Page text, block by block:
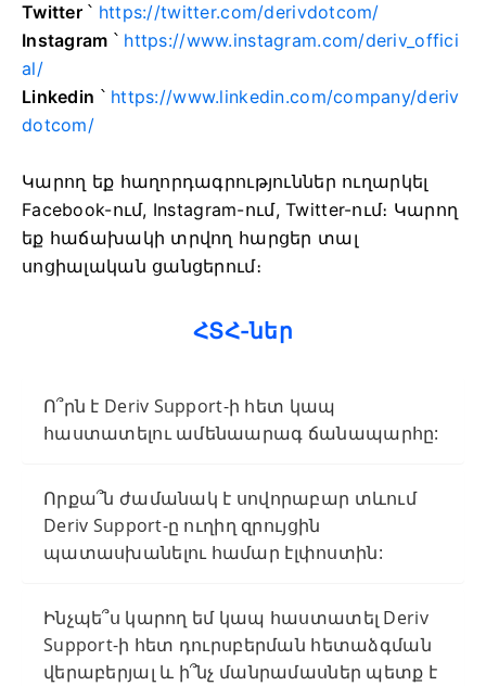
Twitter՝ https://twitter.com/derivdotcom/
Instagram ՝ https://www.instagram.com/deriv_offici
al/
Linkedin ՝ https://www.linkedin.com/company/deriv
dotcom/
Կարող եք հաղորդագրություններ ուղարկել
Facebook-ում, Instagram-ում, Twitter-ում։ Կարող
եք հաճախակի տրվող հարցեր տալ
սոցիալական ցանցերում։
ՀՏՀ-ներ
Ո՞րն է Deriv Support-ի հետ կապ
հաստատելու ամենաարագ ճանապարհը:
Որքա՞ն ժամանակ է սովորաբար տևում
Deriv Support-ը ուղիղ զրույցին
պատասխանելու համար էլփոստին:
Ինչպե՞ս կարող եմ կապ հաստատել Deriv
Support-ի հետ դուրսբերման հետաձգման
վերաբերյալ և ի՞նչ մանրամասներ պետք է